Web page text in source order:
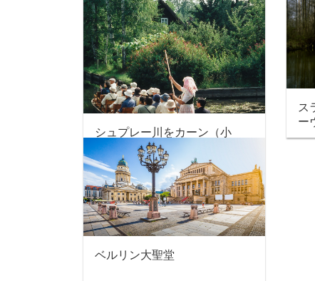
シュプレー川をカーン（小
船）で・・・
ス
ー
ベルリン大聖堂